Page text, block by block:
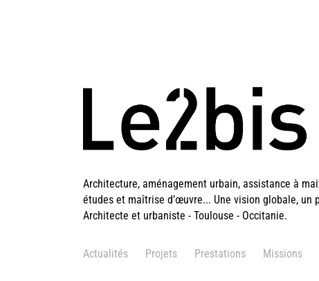
Architecture, aménagement urbain, assistance à
études et maîtrise d’œuvre... Une vision globale, un
Architecte et urbaniste - Toulouse - Occitanie.
Actualités Projets Prestations Missions